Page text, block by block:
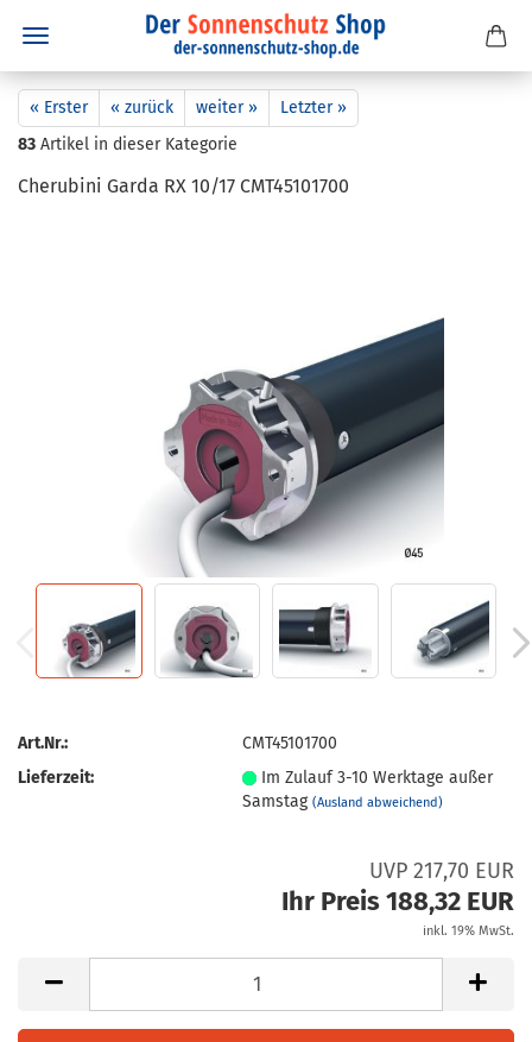
« Erster « zurück weiter »
Letzter »
83 Artikel in dieser Kategorie
Che­ru­bi­ni Garda RX 10/17 CMT45101700
Art.Nr.:
CMT45101700
Lieferzeit:
Im Zulauf 3-10 Werktage außer
Samstag(Ausland abweichend)
UVP 217,70 EUR
Ihr Preis 188,32 EUR
inkl. 19% MwSt.